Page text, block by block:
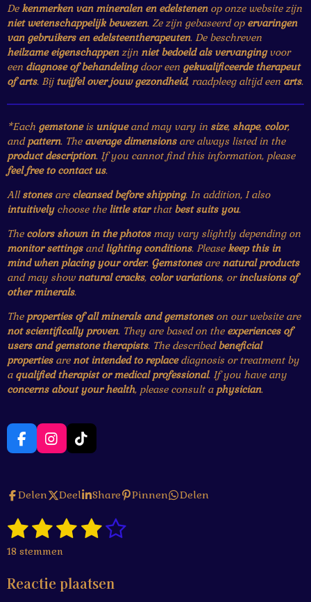
Dekenmerken van mineralen en edelstenenop onze website zijn
niet wetenschappelijk bewezen. Ze zijn gebaseerd op ervaringen
van gebruikers en edelsteentherapeuten. De beschreven
heilzame eigenschappenzijn niet bedoeld als vervangingvoor
een diagnose of behandelingdoor een gekwalificeerde therapeut
of arts. Bijtwijfel over jouw gezondheid, raadpleeg altijd een arts.
*Each gemstoneis uniqueand may vary in size, shape, color,
andpattern. The average dimensionsare always listed in the
product description. If you cannot find this information, please
feel free to contact us.
Allstonesare cleansed before shipping. In addition, I also
intuitivelychoose the little starthat best suits you.
The colors shown in the photosmay vary slightly depending on
monitor settingsandlighting conditions. Pleasekeep this in
mind when placing your order. Gemstonesarenatural products
and may shownatural cracks, color variations, orinclusions of
other minerals.
The properties of all minerals and gemstoneson our website are
not scientifically proven. They are based on the experiences of
users and gemstone therapists. The describedbeneficial
propertiesarenot intended to replacediagnosis or treatment by
a qualified therapist or medical professional. If you have any
concerns about your health, please consult a physician.
F
a
b
o
k
I
n
a
r
m
T
i
o
Delen Deel Share Pinnen Delen
R
a
t
n
1
s
t
e
2
s
e
3
s
e
4
e
5
e
S
18 stemmen
Reactie plaatsen